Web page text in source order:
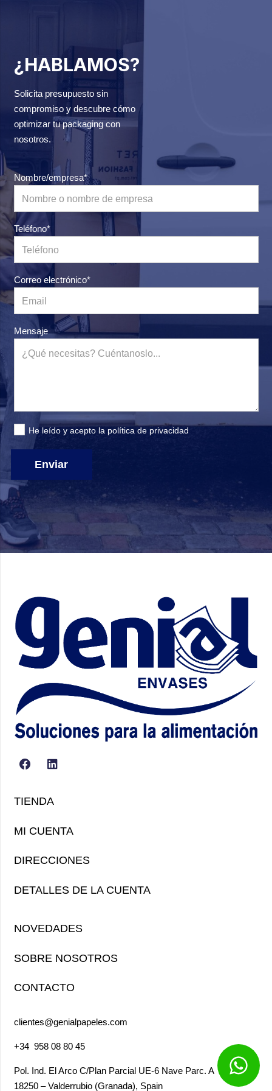
¿HABLAMOS?
Solicita presupuesto sin
compromiso y descubre cómo
optimizar tu packaging con
nosotros.
Nombre/empresa*
Teléfono*
Correo electrónico*
Mensaje
He leído y acepto la política de privacidad
Enviar
TIENDA
MI CUENTA
DIRECCIONES
DETALLES DE LA CUENTA
NOVEDADES
SOBRE NOSOTROS
CONTACTO
clientes@genialpapeles.com
+34 958 08 80 45
Pol. Ind. El Arco C/Plan Parcial UE-6 Nave Parc. A
18250 – Valderrubio (Granada), Spain